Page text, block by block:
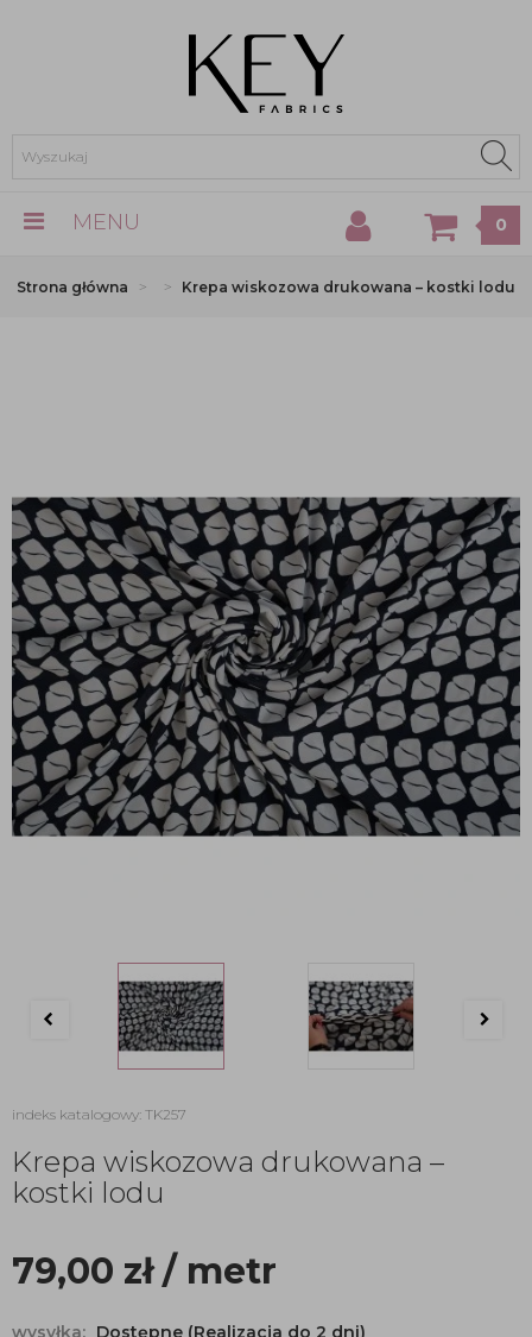
MENU 0
Strona główna Krepa wiskozowa drukowana – kostki lodu
indeks katalogowy: TK257
Krepa wiskozowa drukowana –
kostki lodu
79,00 zł/ metr
wysyłka: Dostępne (Realizacja do 2 dni)